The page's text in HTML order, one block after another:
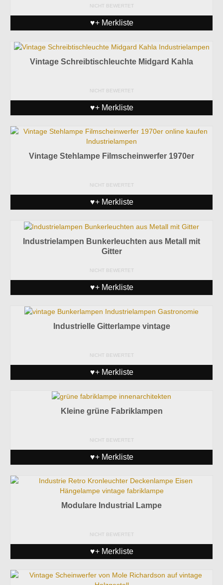
NICHT BEWERTET
♥+ Merkliste
Vintage Schreibtischleuchte Midgard Kahla
NICHT BEWERTET
♥+ Merkliste
Vintage Stehlampe Filmscheinwerfer 1970er
NICHT BEWERTET
♥+ Merkliste
Industrielampen Bunkerleuchten aus Metall mit
Gitter
NICHT BEWERTET
♥+ Merkliste
Industrielle Gitterlampe vintage
NICHT BEWERTET
♥+ Merkliste
Kleine grüne Fabriklampen
NICHT BEWERTET
♥+ Merkliste
Modulare Industrial Lampe
NICHT BEWERTET
♥+ Merkliste